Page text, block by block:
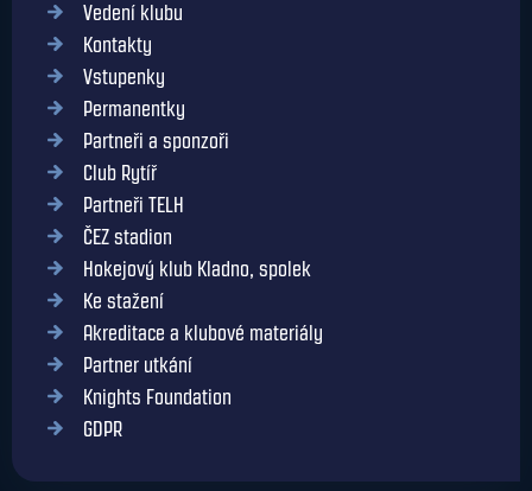
Vedení klubu
Kontakty
Vstupenky
Permanentky
Partneři a sponzoři
Club Rytíř
Partneři TELH
ČEZ stadion
Hokejový klub Kladno, spolek
Ke stažení
Akreditace a klubové materiály
Partner utkání
Knights Foundation
GDPR